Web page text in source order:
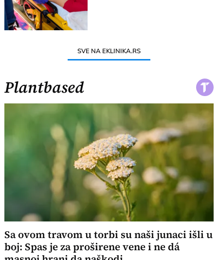
SVE NA EKLINIKA.RS
Plantbased
Sa ovom travom u torbi su naši junaci išli u
boj: Spas je za proširene vene i ne dá